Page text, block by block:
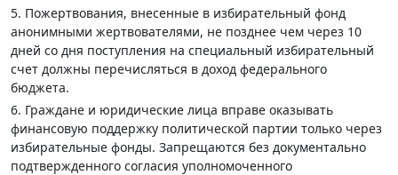
5. Пожертвования, внесенные в избирательный фонд
анонимными жертвователями, не позднее чем через 10
дней со дня поступления на специальный избирательный
счет должны перечисляться в доход федерального
бюджета.
6. Граждане и юридические лица вправе оказывать
финансовую поддержку политической партии только через
избирательные фонды. Запрещаются без документально
подтвержденного согласия уполномоченного